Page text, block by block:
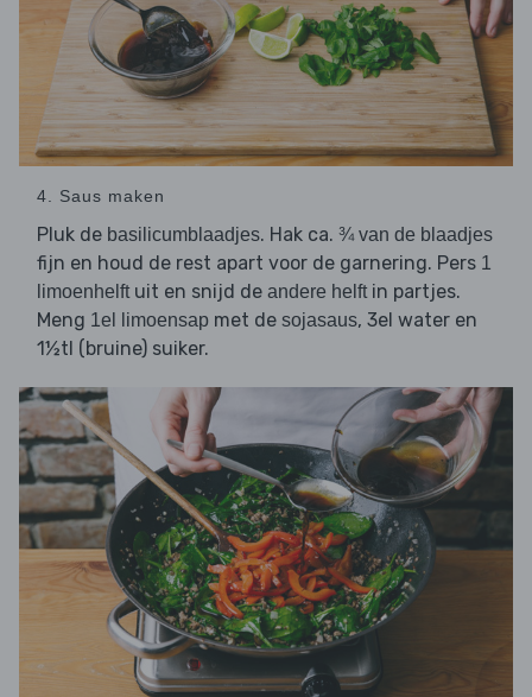
4. Saus maken
Pluk de basilicumblaadjes. Hak ca. ¾ van de blaadjes
fijn en houd de rest apart voor de garnering. Pers 1
limoenhelft uit en snijd de andere helft in partjes.
Meng 1el limoensap met de sojasaus, 3el water en
1½tl (bruine) suiker.